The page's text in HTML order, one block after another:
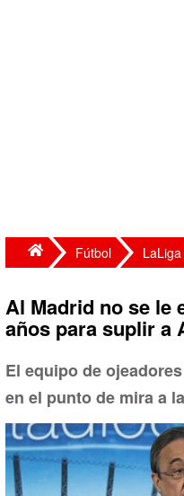
Fútbol
Al Madrid no se le
años para suplir a
El equipo de
en el punto de mira a